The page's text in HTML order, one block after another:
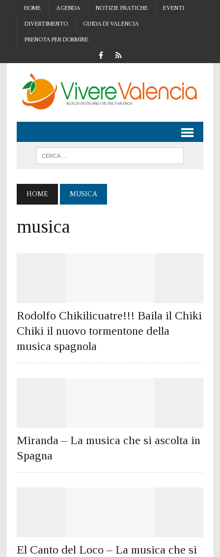
HOME AGENDA NOTIZIE PRATICHE EVENTI
DIVERTIMENTO GUIDA DI VALENCIA
PRENOTA PER DORMIRE
HOME MUSICA
musica
Rodolfo Chikilicuatre!!! Baila il Chiki
Chiki il nuovo tormentone della
musica spagnola
Miranda – La musica che si ascolta in
Spagna
El Canto del Loco – La musica che si